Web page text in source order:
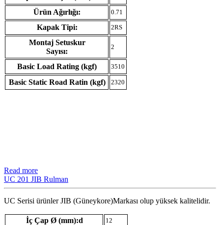
Ürün Ağırlığı: 0.71
Kapak Tipi: 2RS
Montaj Setuskur
Sayısı:
2
Basic Load Rating (kgf) 3510
Basic Static Road Ratin (kgf) 2320
Read more
UC 201 JIB Rulman
UC Serisi ürünler JIB (Güneykore)Markası olup yüksek kalitelidir.
İç Çap Ø (mm):d 12